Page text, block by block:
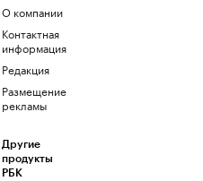
О компании
Контактная
информация
Редакция
Размещение
рекламы
Другие
продукты
РБК